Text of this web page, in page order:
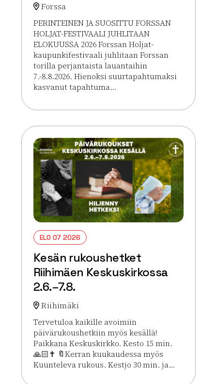
Forssa
PERINTEINEN JA SUOSITTU FORSSAN
HOLJAT-FESTIVAALI JUHLITAAN
ELOKUUSSA 2026 Forssan Holjat-
kaupunkifestivaali juhlitaan Forssan
torilla perjantaista lauantaihin
7.-8.8.2026. Hienoksi suurtapahtumaksi
kasvanut tapahtuma...
Lue lisää tapahtumasta HOLJAT 2026: Golden
ELO 07 2026
Kesän rukoushetket
Riihimäen Keskuskirkossa
2.6.–7.8.
Riihimäki
Tervetuloa kaikille avoimiin
päivärukoushetkiin myös kesällä!
Paikkana Keskuskirkko. Kesto 15 min.
🙏🏻✝️ 🔖Kerran kuukaudessa myös
Kuunteleva rukous. Kestjo 30 min. ja...
Lue lisää tapahtumasta Kesän rukoushetket